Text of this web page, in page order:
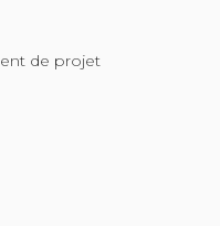
de projet